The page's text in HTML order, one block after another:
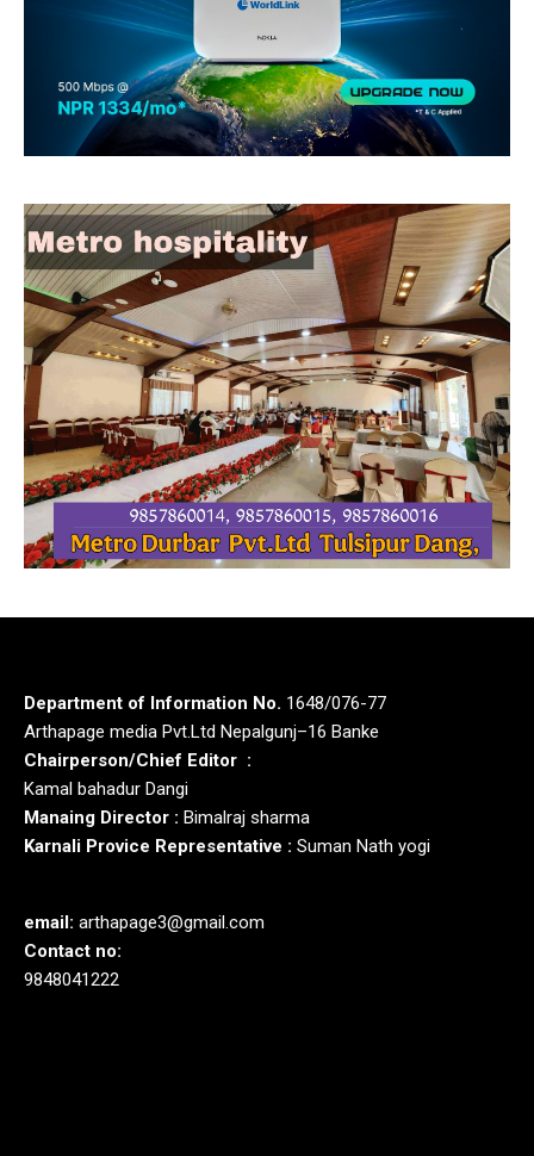
Department of Information No. 1648/076-77
Arthapage media Pvt.Ltd Nepalgunj–16 Banke
Chairperson/Chief Editor :
Kamal bahadur Dangi
Manaing Director : Bimalraj sharma
Karnali Provice Representative : Suman Nath yogi
email: arthapage3@gmail.com
Contact no:
9848041222